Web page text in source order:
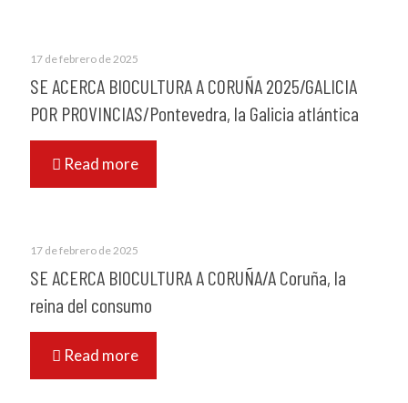
17 de febrero de 2025
SE ACERCA BIOCULTURA A CORUÑA 2025/GALICIA
POR PROVINCIAS/Pontevedra, la Galicia atlántica
Read more
17 de febrero de 2025
SE ACERCA BIOCULTURA A CORUÑA/A Coruña, la
reina del consumo
Read more